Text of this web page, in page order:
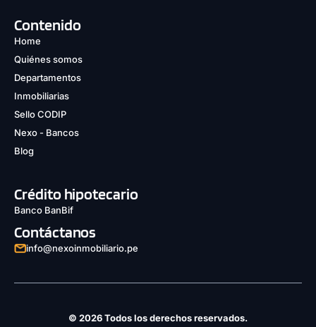
Contenido
Home
Quiénes somos
Departamentos
Inmobiliarias
Sello CODIP
Nexo - Bancos
Blog
Crédito hipotecario
Banco BanBif
Contáctanos
info@nexoinmobiliario.pe
© 2026 Todos los derechos reservados.